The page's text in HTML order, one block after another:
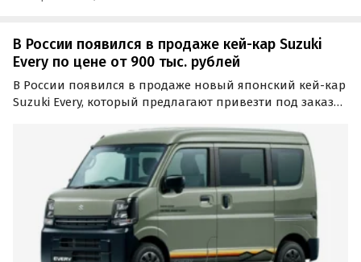
В России появился в продаже кей-кар Suzuki
Every по цене от 900 тыс. рублей
В России появился в продаже новый японский кей-кар
Suzuki Every, который предлагают привезти под заказ
альтернативным схемам, а в числе доступных машин
есть версии с полным приводом, сообщает…